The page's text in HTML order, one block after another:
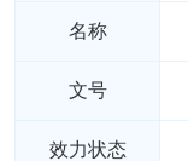
名称
文号
效力状态